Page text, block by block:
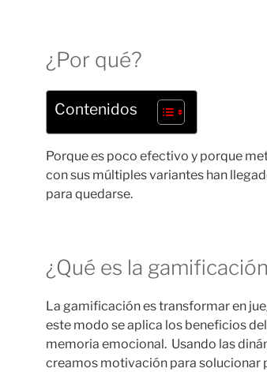
¿Por qué?
Contenidos
Porque es poco efectivo y porque
con sus múltiples variantes han
para quedarse.
¿Qué es la
La gamificación es transformar en
este modo se aplica los beneficios
memoria emocional. Usando las
creamos motivación para solucionar